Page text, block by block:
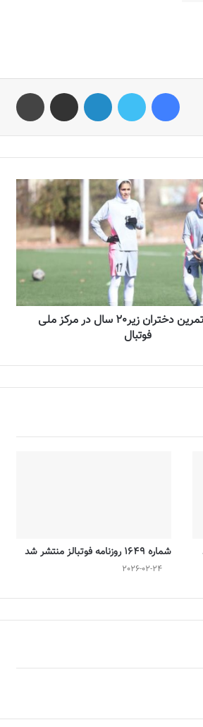
برگزاری تمرین دختران زیر20 سال در مرکز ملی
فوتبال
شماره 1649 روزنامه فوتبالز منتشر شد
2026-02-24